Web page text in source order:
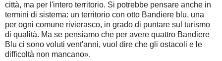
città, ma per l'intero territorio. Si potrebbe pensare anche in
termini di sistema: un territorio con otto Bandiere blu, una
per ogni comune rivierasco, in grado di puntare sul turismo
di qualità. Ma se pensiamo che per avere quattro Bandiere
Blu ci sono voluti vent'anni, vuol dire che gli ostacoli e le
difficoltà non mancano».